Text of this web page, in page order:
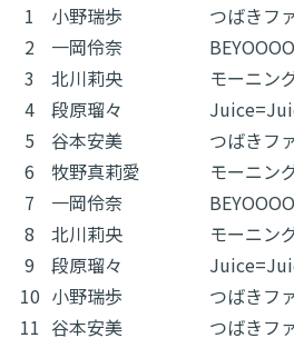
1
小野瑞歩
つばきフ
2
一岡伶奈
3
北川莉央
モーニン
4
段原瑠々
5
谷本安美
つばきフ
6
牧野真莉愛
モーニン
7
一岡伶奈
8
北川莉央
モーニン
9
段原瑠々
10 小野瑞歩
つばきフ
11 谷本安美
つばきフ